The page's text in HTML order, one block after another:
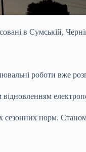
в Сумській,
роботи вже
норм.